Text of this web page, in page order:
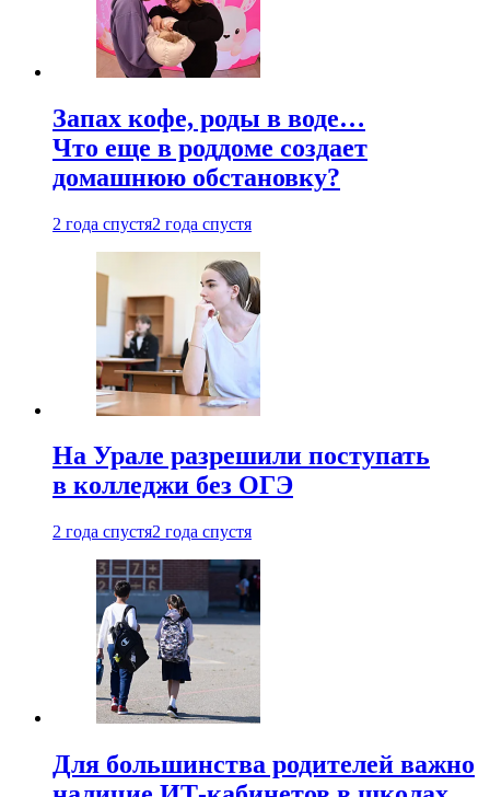
Запах кофе, роды в воде…
Что еще в роддоме создает
домашнюю обстановку?
2 года спустя2 года спустя
На Урале разрешили поступать
в колледжи без ОГЭ
2 года спустя2 года спустя
Для большинства родителей важно